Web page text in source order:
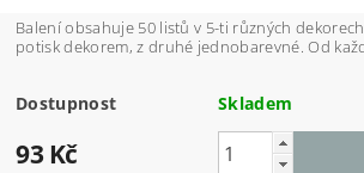
Balení obsahuje 50 listů v 5-ti různých
potisk dekorem, z druhé jednobarevné. Od
Dostupnost Skladem
93 Kč